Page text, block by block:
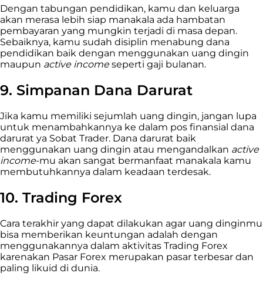
Dengan tabungan pendidikan, kamu dan keluarga
akan merasa lebih siap manakala ada hambatan
pembayaran yang mungkin terjadi di masa depan.
Sebaiknya, kamu sudah disiplin menabung dana
pendidikan baik dengan menggunakan uang dingin
maupun active incomeseperti gaji bulanan.
9. Simpanan Dana Darurat
Jika kamu memiliki sejumlah uang dingin, jangan lupa
untuk menambahkannya ke dalam pos finansial dana
darurat ya Sobat Trader. Dana darurat baik
menggunakan uang dingin atau mengandalkan active
income-mu akan sangat bermanfaat manakala kamu
membutuhkannya dalam keadaan terdesak.
10. Trading Forex
Cara terakhir yang dapat dilakukan agar uang dinginmu
bisa memberikan keuntungan adalah dengan
menggunakannya dalam aktivitas Trading Forex
karenakan Pasar Forex merupakan pasar terbesar dan
paling likuid di dunia.